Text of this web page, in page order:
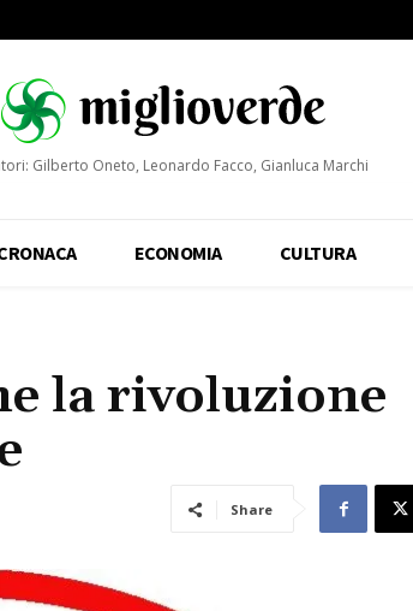
Gilberto Oneto, Leonardo Facco, Gianluca Marchi
ECONOMIA CULTURA
la rivoluzione
Share